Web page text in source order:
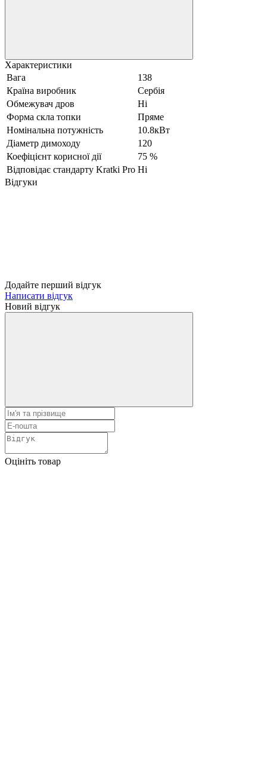
Характеристики
Вага
138
Країна виробник
Сербія
Обмежувач дров
Ні
Форма скла топки
Пряме
Номінальна потужність
10.8кВт
Діаметр димоходу
120
Коефіцієнт корисної дії
75 %
Відповідає стандарту Kratki Pro Ні
Відгуки
Додайте перший відгук
Написати відгук
Новий відгук
Оцініть товар